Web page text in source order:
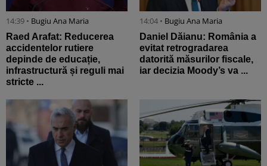
14:39 • Bugiu ⁠Ana Maria
Raed Arafat: Reducerea
accidentelor rutiere
depinde de educație,
infrastructură și reguli mai
stricte ...
14:04 • Bugiu ⁠Ana Maria
Daniel Dăianu: România a
evitat retrogradarea
datorită măsurilor fiscale,
iar decizia Moody’s va ...